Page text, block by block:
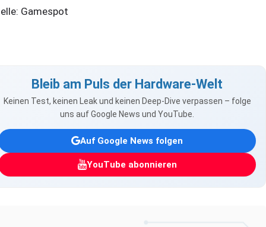
Gamespot
Bleib am Puls der Hardware-Welt
Keinen Test, keinen Leak und keinen Deep-Dive verpassen – folge
uns auf Google News und YouTube.
Auf Google News folgen
YouTube abonnieren